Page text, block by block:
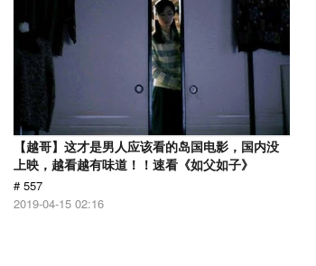
【越哥】这才是男人应该看的岛国电影，国内没
上映，越看越有味道！！速看《如父如子》
# 557
2019-04-15 02:16